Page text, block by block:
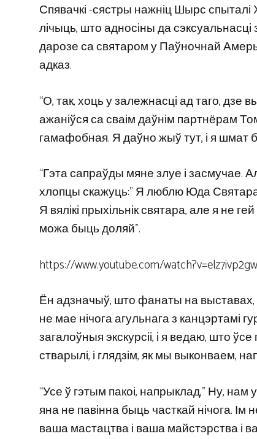
Спявачкі -сястры нажніц Шырс спыталі
лічыць, што адносіны да сэксуальнасці
дарозе са святаром у Паўночнай
адказ.
“О, так, хоць у залежнасці ад таго, дзе
ажаніўся са сваім даўнім партнёрам
гамафобная. Я даўно жыў тут, і я шмат
“Гэта сапраўды мяне злуе і засмучае.
хлопцы скажуць:” Я люблю Юда
Я вялікі прыхільнік святара, але я не
можа быць доляй”.
https://www.youtube.com/
Ён адзначыў, што фанаты на выставах,
не мае нічога агульнага з канцэртамі
загалоўныя экскурсіі, і я ведаю, што
стварылі, і глядзім, як мы выконваем,
“Усе ў гэтым пакоі, напрыклад,” Ну, нам
яна не павінна быць часткай нічога. Ім
ваша мастацтва і ваша майстэрства і